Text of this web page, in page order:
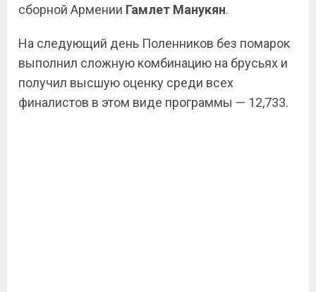
сборной Армении Гамлет Манукян.
На следующий день Поленников без помарок
выполнил сложную комбинацию на брусьях и
получил высшую оценку среди всех
финалистов в этом виде программы — 12,733.